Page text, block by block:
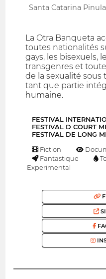
Santa Catarina
La Otra Banqueta
toutes nationalités
gays, les bisexuels,
transgenres et
de la sexualité sous
tant que partie
humaine.
FESTIVAL
FESTIVAL D COURT
FESTIVAL DE LONG
Fiction
Fantastique
Experimental